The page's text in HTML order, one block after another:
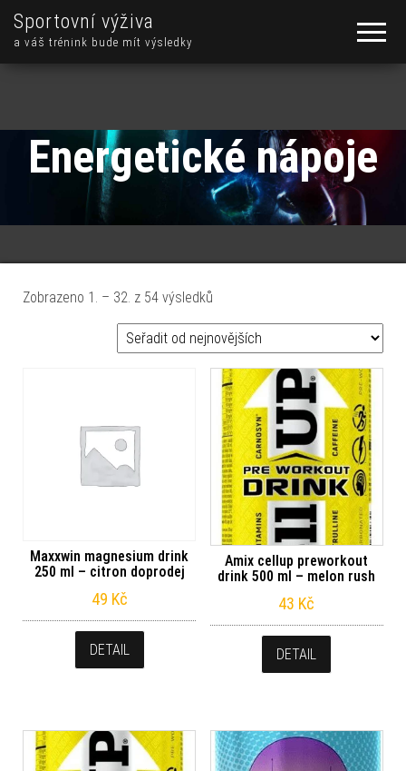
Sportovní výživa
a váš trénink bude mít výsledky
Energetické nápoje
Zobrazeno 1. – 32. z 54 výsledků
Maxxwin magnesium drink
250 ml – citron doprodej
49 Kč
DETAIL
Amix cellup preworkout
drink 500 ml – melon rush
43 Kč
DETAIL